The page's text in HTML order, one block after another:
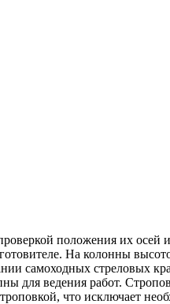
положения их осей
На колонны
самоходных стреловых
для ведения работ.
что исключает